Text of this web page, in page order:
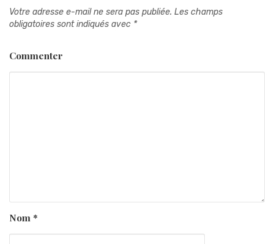
Votre adresse e-mail ne sera pas publiée. Les champs
obligatoires sont indiqués avec *
Commenter
Nom *